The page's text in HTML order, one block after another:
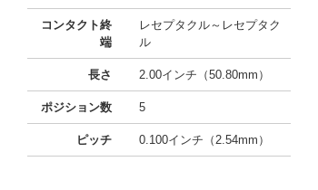
コンタクト終
端
レセプタクル～レセプタク
ル
長さ 2.00インチ（50.80mm）
ポジション数 5
ピッチ 0.100インチ（2.54mm）